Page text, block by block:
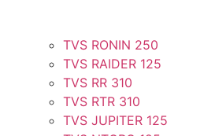
TVS RONIN 250
TVS RAIDER 125
TVS RR 310
TVS RTR 310
TVS JUPITER 125